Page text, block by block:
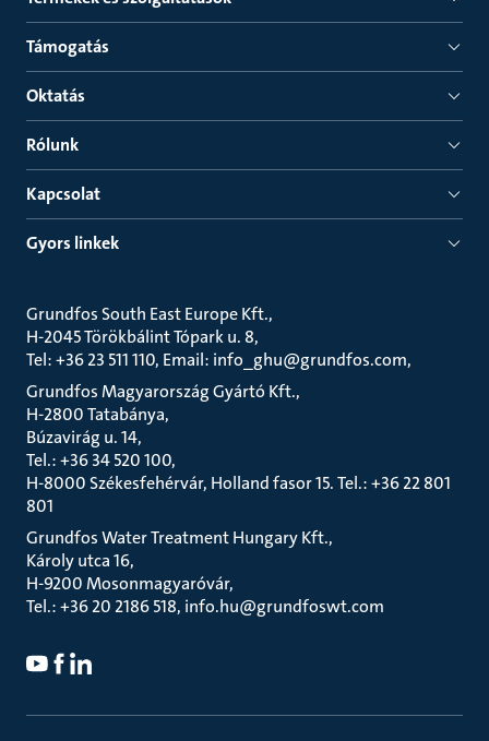
Támogatás
Oktatás
Rólunk
Kapcsolat
Gyors linkek
Grundfos South East Europe Kft.
H-2045 Törökbálint Tópark u. 8
Tel: +36 23 511 110, Email: info_ghu@grundfos.com
Grundfos Magyarország Gyártó Kft.
H-2800 Tatabánya
Búzavirág u. 14
Tel.: +36 34 520 100
H-8000 Székesfehérvár, Holland fasor 15. Tel.: +36 22 801
801
Grundfos Water Treatment Hungary Kft.
Károly utca 16
H-9200 Mosonmagyaróvár
Tel.: +36 20 2186 518, info.hu@grundfoswt.com